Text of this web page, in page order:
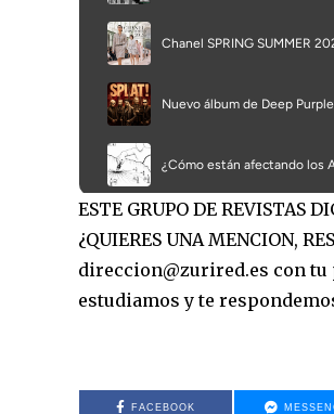
ESTE GRUPO DE REVISTAS
¿QUIERES UNA MENCION,
direccion@zurired.es con tu
estudiamos y te
FACEBOOK